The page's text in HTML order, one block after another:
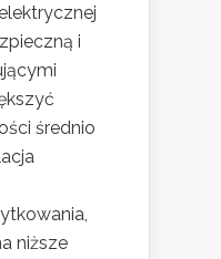
i
średnio
niższe